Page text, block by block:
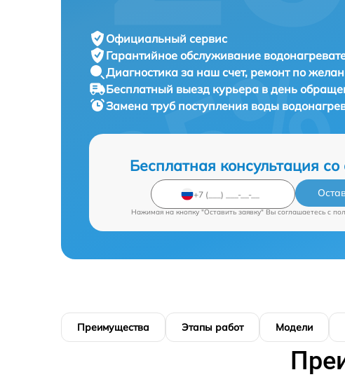
Официальный сервис
Гарантийное обслуживание
Диагностика за наш счет, ремонт по
Бесплатный выезд курьера в день
Замена труб поступления воды
Бесплатная консультация
Нажимая на кнопку "Оставить заявку" Вы соглашаетесь c
Преимущества Этапы работ Модели